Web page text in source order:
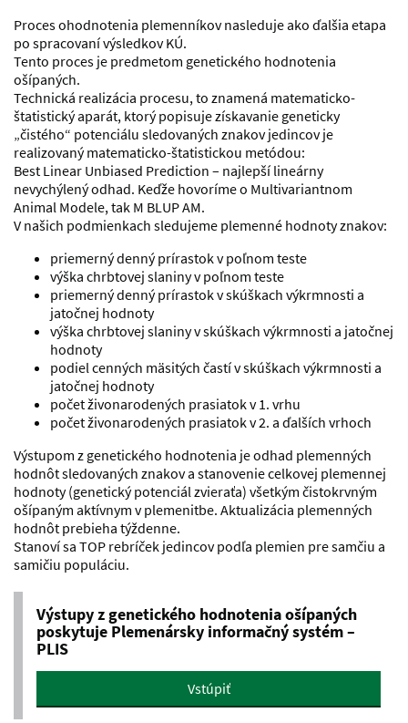
Proces ohodnotenia plemenníkov nasleduje ako ďalšia etapa
po spracovaní výsledkov KÚ.
Tento proces je predmetom genetického hodnotenia
ošípaných.
Technická realizácia procesu, to znamená matematicko-
štatistický aparát, ktorý popisuje získavanie geneticky
„čistého“ potenciálu sledovaných znakov jedincov je
realizovaný matematicko-štatistickou metódou:
Best Linear Unbiased Prediction – najlepší lineárny
nevychýlený odhad. Keďže hovoríme o Multivariantnom
Animal Modele, tak M BLUP AM.
V našich podmienkach sledujeme plemenné hodnoty znakov:
priemerný denný prírastok v poľnom teste
výška chrbtovej slaniny v poľnom teste
priemerný denný prírastok v skúškach výkrmnosti a
jatočnej hodnoty
výška chrbtovej slaniny v skúškach výkrmnosti a jatočnej
hodnoty
podiel cenných mäsitých častí v skúškach výkrmnosti a
jatočnej hodnoty
počet živonarodených prasiatok v 1. vrhu
počet živonarodených prasiatok v 2. a ďalších vrhoch
Výstupom z genetického hodnotenia je odhad plemenných
hodnôt sledovaných znakov a stanovenie celkovej plemennej
hodnoty (genetický potenciál zvieraťa) všetkým čistokrvným
ošípaným aktívnym v plemenitbe. Aktualizácia plemenných
hodnôt prebieha týždenne.
Stanoví sa TOP rebríček jedincov podľa plemien pre samčiu a
samičiu populáciu.
Výstupy z genetického hodnotenia ošípaných
poskytuje Plemenársky informačný systém –
PLIS
Vstúpiť